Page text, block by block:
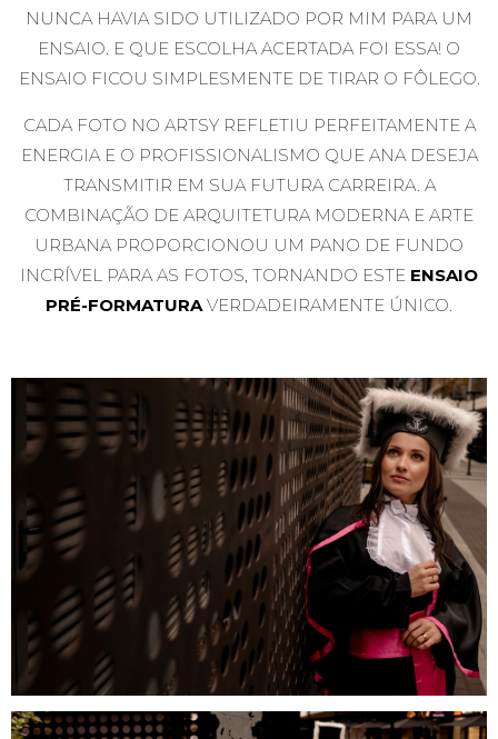
NUNCA HAVIA SIDO UTILIZADO POR MIM PARA UM
ENSAIO. E QUE ESCOLHA ACERTADA FOI ESSA! O
ENSAIO FICOU SIMPLESMENTE DE TIRAR O FÔLEGO.
CADA FOTO NO ARTSY REFLETIU PERFEITAMENTE A
ENERGIA E O PROFISSIONALISMO QUE ANA DESEJA
TRANSMITIR EM SUA FUTURA CARREIRA. A
COMBINAÇÃO DE ARQUITETURA MODERNA E ARTE
URBANA PROPORCIONOU UM PANO DE FUNDO
INCRÍVEL PARA AS FOTOS, TORNANDO ESTE ENSAIO
PRÉ-FORMATURAVERDADEIRAMENTE ÚNICO.